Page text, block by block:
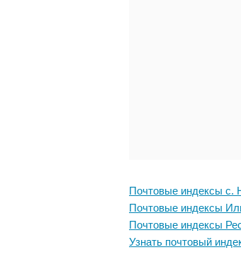
Почтовые индексы с.
Почтовые индексы
Почтовые индексы
Узнать почтовый